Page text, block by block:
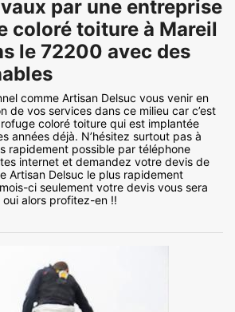
par une entreprise
coloré toiture à Mareil
le 72200 avec des
comme Artisan Delsuc vous venir en
de vos services dans ce milieu car c’est
coloré toiture qui est implantée
années déjà. N’hésitez surtout pas à
rapidement possible par téléphone
internet et demandez votre devis de
Artisan Delsuc le plus rapidement
ci seulement votre devis vous sera
alors profitez-en !!